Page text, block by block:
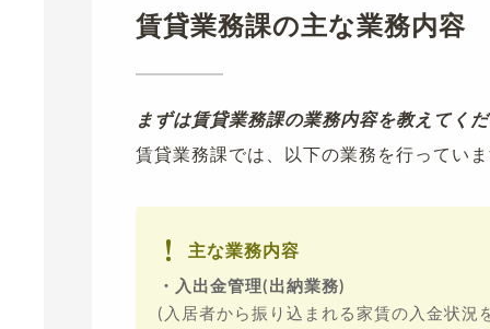
賃貸業務課の主な業務内容
まずは賃貸業務課の業務内容を教えてく
賃貸業務課では、以下の業務を行っていま
主な業務内容
・入出金管理(出納業務)
(入居者から振り込まれる家賃の入金状況